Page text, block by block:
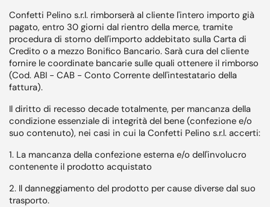
Confetti Pelino s.r.l. rimborserà al cliente l'intero importo già
pagato, entro 30 giorni dal rientro della merce, tramite
procedura di storno dell'importo addebitato sulla Carta di
Credito o a mezzo Bonifico Bancario. Sarà cura del cliente
fornire le coordinate bancarie sulle quali ottenere il rimborso
(Cod. ABI - CAB - Conto Corrente dell'intestatario della
fattura).
Il diritto di recesso decade totalmente, per mancanza della
condizione essenziale di integrità del bene (confezione e/o
suo contenuto), nei casi in cui la Confetti Pelino s.r.l. accerti:
1. La mancanza della confezione esterna e/o dell'involucro
contenente il prodotto acquistato
2. Il danneggiamento del prodotto per cause diverse dal suo
trasporto.